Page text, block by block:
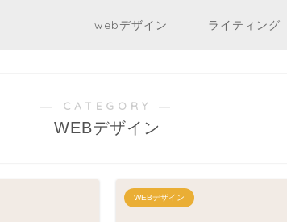
webデザイン ライティング
― CATEGORY ―
WEBデザイン
WEBデザイン